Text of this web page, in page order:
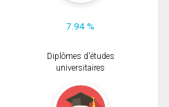
7.94 %
Diplômes d'études
universitaires